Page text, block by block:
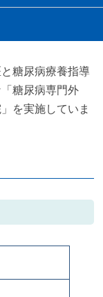
糖尿病療養指導
糖尿病専門外
を実施していま